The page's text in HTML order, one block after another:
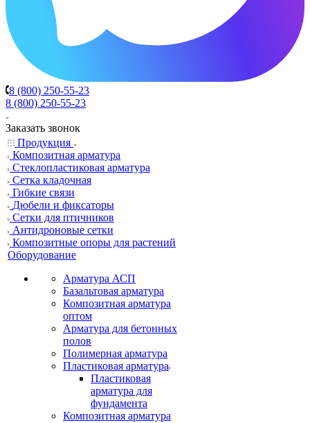
8 (800) 250-55-23
8 (800) 250-55-23
Заказать звонок
Продукция
Композитная арматура
Cтеклопластиковая арматура
Сетка кладочная
Гибкие связи
Дюбели и фиксаторы
Сетки для птичников
Антидроновые сетки
Композитные опоры для растений
Оборудование
Арматура АСП
Базальтовая арматура
Композитная арматура
оптом
Арматура для бетонных
полов
Полимерная арматура
Пластиковая арматура
Пластиковая
арматура для
фундамента
Композитная арматура